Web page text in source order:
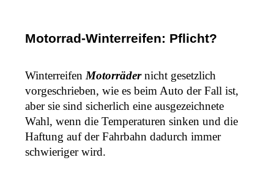
Motorrad-Winterreifen: Pflicht?
Winterreifen Motorräder nicht gesetzlich
vorgeschrieben, wie es beim Auto der Fall ist,
aber sie sind sicherlich eine ausgezeichnete
Wahl, wenn die Temperaturen sinken und die
Haftung auf der Fahrbahn dadurch immer
schwieriger wird.